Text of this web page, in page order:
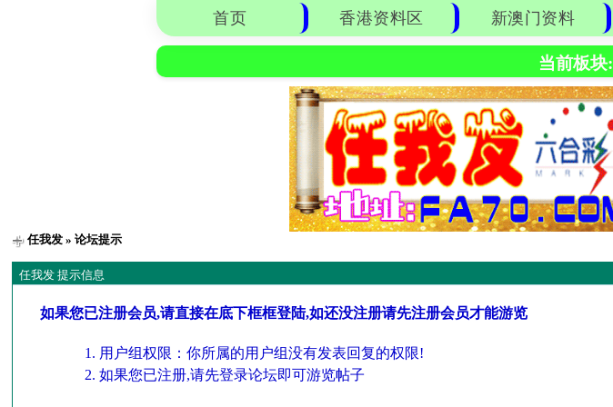
首页 香港资料区 新澳门资料
当前板块:
任我发 » 论坛提示
任我发 提示信息
如果您已注册会员,请直接在底下框框登陆,如还没注册请先注册会员才能游览
用户组权限：你所属的用户组没有发表回复的权限!
如果您已注册,请先登录论坛即可游览帖子